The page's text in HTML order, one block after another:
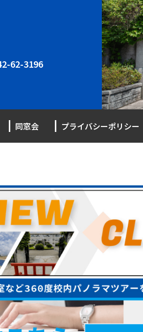
62-3196
同窓会 プライバシーポリシー